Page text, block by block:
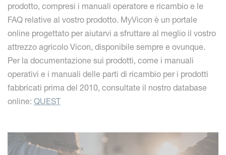
prodotto, compresi i manuali operatore e ricambio e le
FAQ relative al vostro prodotto. MyVicon è un portale
online progettato per aiutarvi a sfruttare al meglio il vostro
attrezzo agricolo Vicon, disponibile sempre e ovunque.
Per la documentazione sui prodotti, come i manuali
operativi e i manuali delle parti di ricambio per i prodotti
fabbricati prima del 2010, consultate il nostro database
online: QUEST